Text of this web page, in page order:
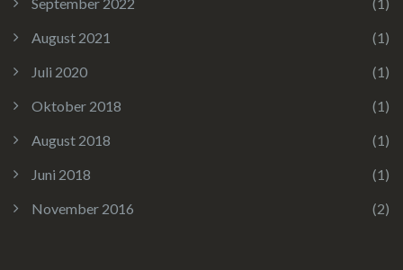
September 2022
(1)
August 2021
(1)
Juli 2020
(1)
Oktober 2018
(1)
August 2018
(1)
Juni 2018
(1)
November 2016
(2)